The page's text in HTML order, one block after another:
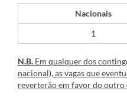
Nacionais
​1
N.B. Em qualquer dos
nacional), as vagas que
reverterão em favor do outro